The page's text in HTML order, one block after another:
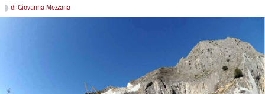
di Giovanna Mezzana